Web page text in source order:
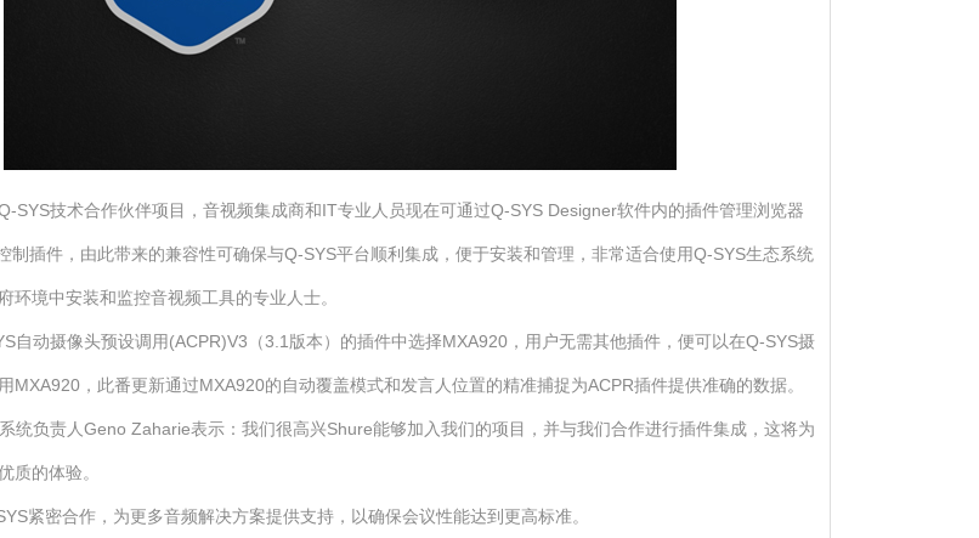
SYS技术合作伙伴项目，音视频集成商和IT专业人员现在可通过Q-SYS Designer软件内的插件管理浏览器
制插件，由此带来的兼容性可确保与Q-SYS平台顺利集成，便于安装和管理，非常适合使用Q-SYS生态系统
环境中安装和监控音视频工具的专业人士。
自动摄像头预设调用(ACPR)V3（3.1版本）的插件中选择MXA920，用户无需其他插件，便可以在Q-SYS摄
MXA920，此番更新通过MXA920的自动覆盖模式和发言人位置的精准捕捉为ACPR插件提供准确的数据。
统负责人Geno Zaharie表示：我们很高兴Shure能够加入我们的项目，并与我们合作进行插件集成，这将为
质的体验。
紧密合作，为更多音频解决方案提供支持，以确保会议性能达到更高标准。